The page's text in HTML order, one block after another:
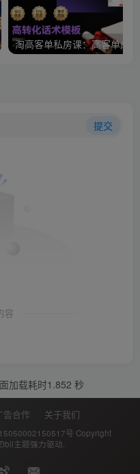
提交
容
加载耗时1.852 秒
告合作 关于我们
号 Copyright
主题强力驱动.